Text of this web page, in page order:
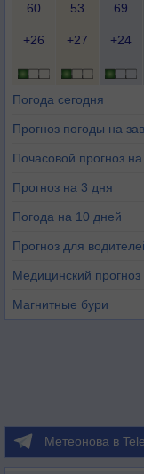
60 53 69
+26 +27 +24
Погода сегодня
Прогноз погоды на
Почасовой прогноз на
Прогноз на 3 дня
Погода на 10 дней
Прогноз для
Медицинский прогноз
Магнитные бури
Метеонова в